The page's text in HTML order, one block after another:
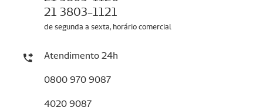
21 3803-1121
de segunda a sexta, horário comercial
Atendimento 24h
0800 970 9087
4020 9087